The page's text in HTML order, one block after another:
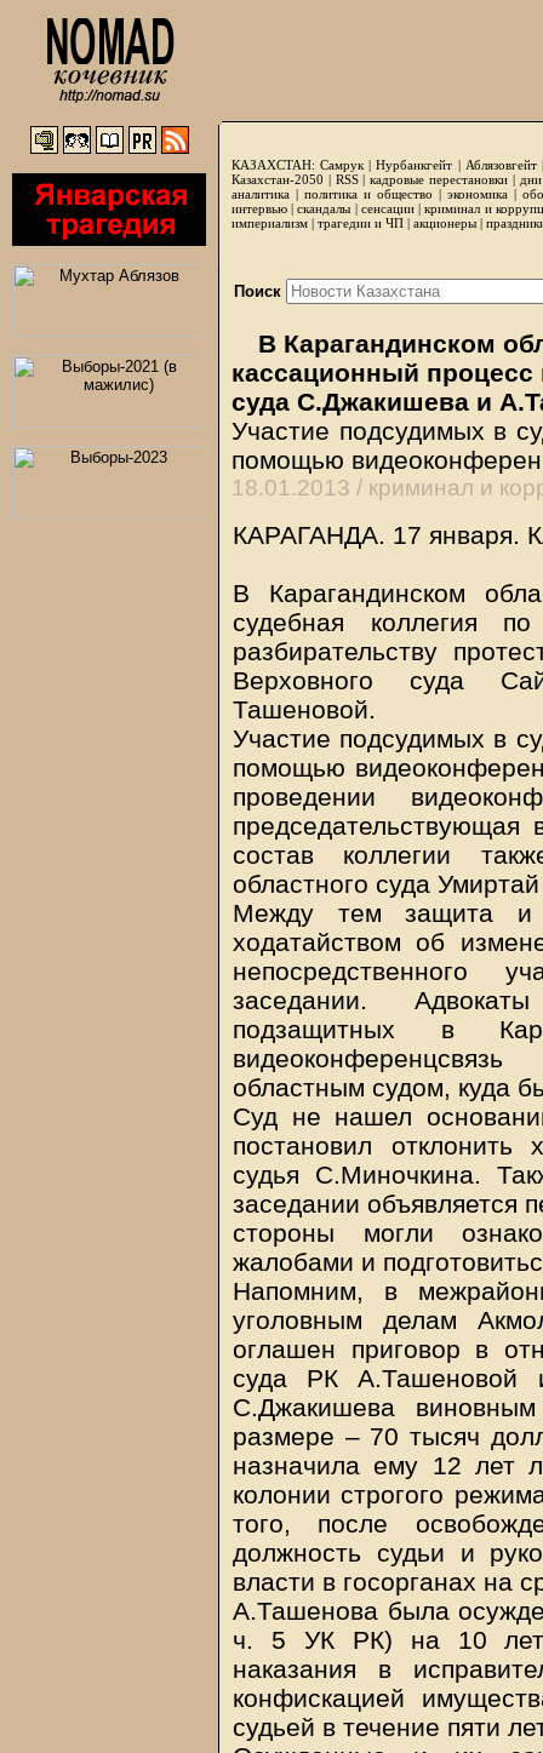
КАЗАХСТАН: Самрук |Нурбанкгейт | Аблязовгейт
Казахстан-2050 | RSS|кадровые перестановки|
аналитика | политика и общество | экономика |
интервью |скандалы | сенсации|криминал и
империализм | трагедии и ЧП | акционеры |
Поиск
В Карагандинском
кассационный процесс
суда С.Джакишева и
Участие подсудимых в
помощью
18.01.2013 / криминал и
КАРАГАНДА. 17 января.
В Карагандинском
судебная коллегия
разбирательству
Верховного суда
Ташеновой.
Участие подсудимых в
помощью
проведении
состав коллегии
областного суда
Между тем защита и
ходатайством об
непосредственного
заседании.
подзащитных в
областным судом, куда
Суд не нашел
постановил отклонить
судья С.Миночкина.
заседании объявляется
стороны могли
жалобами и
Напомним, в
уголовным делам
оглашен приговор в
суда РК А.Ташеновой
С.Джакишева
размере – 70 тысяч
назначила ему 12 лет
колонии строгого
того, после
должность судьи и
власти в госорганах на
А.Ташенова была
ч. 5 УК РК) на 10 лет
наказания в
конфискацией
судьей в течение пяти